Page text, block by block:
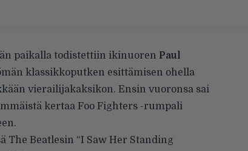
paikalla todistettiin ikinuoren Paul
klassikkoputken esittämisen ohella
vierailijakaksikon. Ensin vuoronsa sai
kertaa Foo Fighters -rumpali
The Beatlesin “I Saw Her Standing